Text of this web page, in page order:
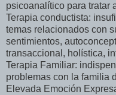
psicoanalítico para tratar
Terapia conductista:
temas relacionados con
sentimientos,
transaccional, holística,
Terapia Familiar:
problemas con la familia
Elevada Emoción